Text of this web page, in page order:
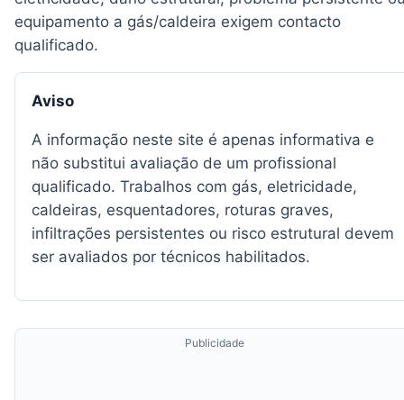
equipamento a gás/caldeira exigem contacto
qualificado.
Aviso
A informação neste site é apenas informativa e
não substitui avaliação de um profissional
qualificado. Trabalhos com gás, eletricidade,
caldeiras, esquentadores, roturas graves,
infiltrações persistentes ou risco estrutural devem
ser avaliados por técnicos habilitados.
Publicidade